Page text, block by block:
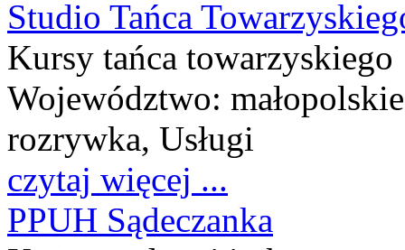
Studio Tańca
Kursy tańca towarzyskiego
Województwo: małopolskie
rozrywka, Usługi
czytaj więcej ...
PPUH Sądeczanka